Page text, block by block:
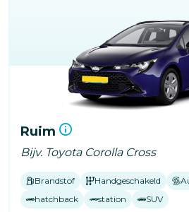
Ruim
Bijv. Toyota Corolla Cross
Brandstof Handgeschakeld
hatchback
station SUV